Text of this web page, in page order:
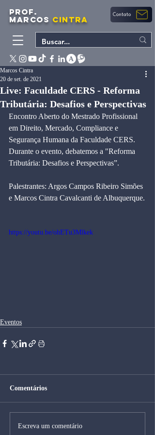
PROF.
MARCOS CINTRA Contato
Live: Faculdade CERS - Reforma
Tributária: Desafios e Perspectivas
Marcos Cintra
20 de set. de 2021
Encontro Aberto do Mestrado Profissional
em Direito, Mercado, Compliance e
Segurança Humana da Faculdade CERS.
Durante o evento, debatemos a "Reforma
Tributária: Desafios e Perspectivas”.
Palestrantes: Argos Campos Ribeiro Simões
e Marcos Cintra Cavalcanti de Albuquerque.
https://youtu.be/ohETu3Mlkek
Eventos
Comentários
Escreva um comentário